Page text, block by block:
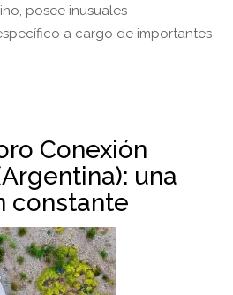
posee inusuales
a cargo de importantes
Conexión
una
constante